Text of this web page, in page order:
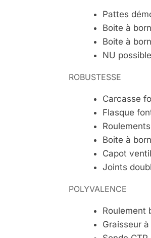
Pattes
Boite à
Boite à
NU
ROBUSTESSE
Carcasse
Flasque
Boite à
Capot
Joints
POLYVALENCE
Roulement
Graisseur